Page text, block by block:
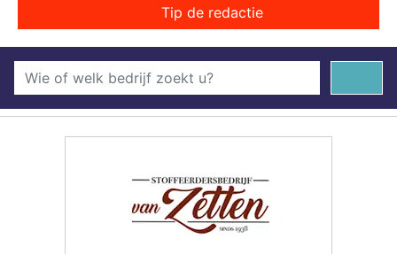
Tip de redactie